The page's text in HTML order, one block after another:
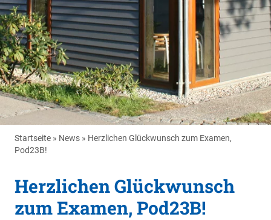
Startseite » News » Herzlichen Glückwunsch zum Examen,
Pod23B!
Herzlichen Glückwunsch
zum Examen, Pod23B!